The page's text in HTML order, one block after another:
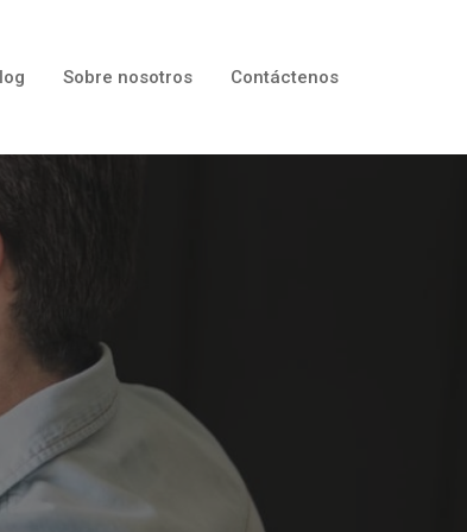
Sobre nosotros Contáctenos